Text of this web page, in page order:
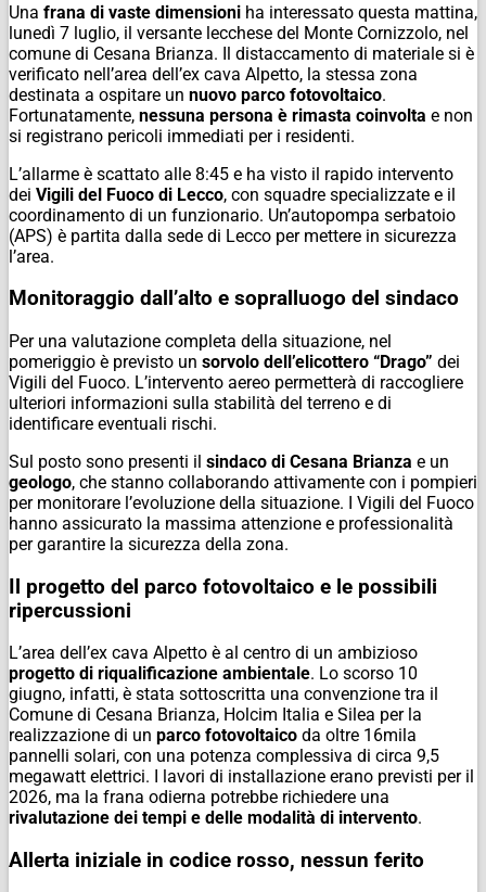
Una frana di vaste dimensioni ha interessato questa mattina,
lunedì 7 luglio, il versante lecchese del Monte Cornizzolo, nel
comune di Cesana Brianza. Il distaccamento di materiale si è
verificato nell’area dell’ex cava Alpetto, la stessa zona
destinata a ospitare un nuovo parco fotovoltaico.
Fortunatamente, nessuna persona è rimasta coinvolta e non
si registrano pericoli immediati per i residenti.
L’allarme è scattato alle 8:45 e ha visto il rapido intervento
dei Vigili del Fuoco di Lecco, con squadre specializzate e il
coordinamento di un funzionario. Un’autopompa serbatoio
(APS) è partita dalla sede di Lecco per mettere in sicurezza
l’area.
Monitoraggio dall’alto e sopralluogo del sindaco
Per una valutazione completa della situazione, nel
pomeriggio è previsto un sorvolo dell’elicottero “Drago” dei
Vigili del Fuoco. L’intervento aereo permetterà di raccogliere
ulteriori informazioni sulla stabilità del terreno e di
identificare eventuali rischi.
Sul posto sono presenti il sindaco di Cesana Brianza e un
geologo, che stanno collaborando attivamente con i pompieri
per monitorare l’evoluzione della situazione. I Vigili del Fuoco
hanno assicurato la massima attenzione e professionalità
per garantire la sicurezza della zona.
Il progetto del parco fotovoltaico e le possibili
ripercussioni
L’area dell’ex cava Alpetto è al centro di un ambizioso
progetto di riqualificazione ambientale. Lo scorso 10
giugno, infatti, è stata sottoscritta una convenzione tra il
Comune di Cesana Brianza, Holcim Italia e Silea per la
realizzazione di un parco fotovoltaico da oltre 16mila
pannelli solari, con una potenza complessiva di circa 9,5
megawatt elettrici. I lavori di installazione erano previsti per il
2026, ma la frana odierna potrebbe richiedere una
rivalutazione dei tempi e delle modalità di intervento.
Allerta iniziale in codice rosso, nessun ferito